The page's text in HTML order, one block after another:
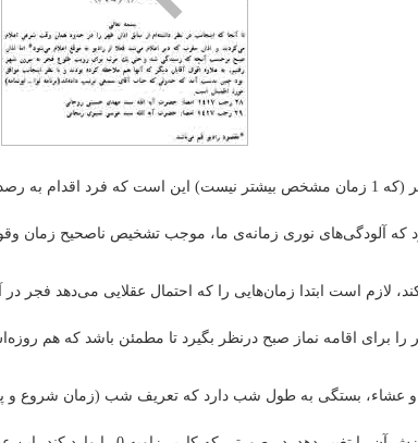
طبعا راه اصلی برای کشف زمان فجر (که 1 زمان مشخص بیشتر نیست) این
برود که آلودگی‌های نوری زمانه‌ی ما، موجب تشخیص ناصحیح
لازم است ابتدا زمان‌هایی را که احتمال عقلایی می‌دهد
را برای اقامه نماز صبح درنظر بگیرد تا مطمئن باشد که هم
عشاء، بستگی به طول شب دارد که تعریف شب (زمان شروع و